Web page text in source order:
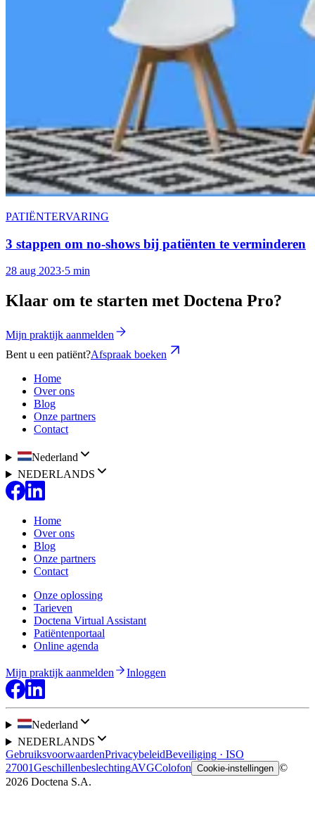
PATIËNTERVARING
3 stappen om no-shows bij patiënten te verminderen
28 aug 2023·5 min
Klaar om te starten met Doctena Pro?
Mijn praktijk aanmelden
Bent u een patiënt?Afspraak boeken
Home
Over ons
Blog
Onze partners
Contact
Nederland
NEDERLANDS
Home
Over ons
Blog
Onze partners
Contact
Onze oplossing
Tarieven
Doctena Virtual Assistant
Patiëntenportaal
Online agenda
Mijn praktijk aanmelden Inloggen
Nederland
NEDERLANDS
GebruiksvoorwaardenPrivacybeleidBeveiliging · ISO
27001GeschillenbeslechtingAVGColofon Cookie-instellingen ©
2026 Doctena S.A.